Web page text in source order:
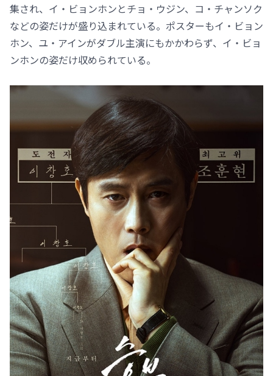
集され、イ・ビョンホンとチョ・ウジン、コ・チャンソク
などの姿だけが盛り込まれている。ポスターもイ・ビョン
ホン、ユ・アインがダブル主演にもかかわらず、イ・ビョ
ンホンの姿だけ収められている。